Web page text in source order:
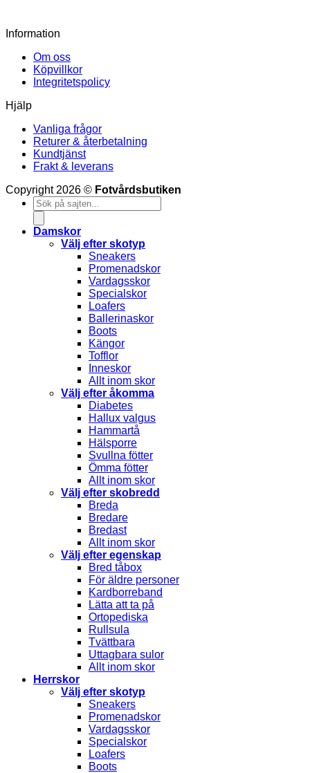
Information
Om oss
Köpvillkor
Integritetspolicy
Hjälp
Vanliga frågor
Returer & återbetalning
Kundtjänst
Frakt & leverans
Copyright 2026 © Fotvårdsbutiken
Products
search
Damskor
Välj efter skotyp
Sneakers
Promenadskor
Vardagsskor
Specialskor
Loafers
Ballerinaskor
Boots
Kängor
Tofflor
Inneskor
Allt inom skor
Välj efter åkomma
Diabetes
Hallux valgus
Hammartå
Hälsporre
Svullna fötter
Ömma fötter
Allt inom skor
Välj efter skobredd
Breda
Bredare
Bredast
Allt inom skor
Välj efter egenskap
Bred tåbox
För äldre personer
Kardborreband
Lätta att ta på
Ortopediska
Rullsula
Tvättbara
Uttagbara sulor
Allt inom skor
Herrskor
Välj efter skotyp
Sneakers
Promenadskor
Vardagsskor
Specialskor
Loafers
Boots